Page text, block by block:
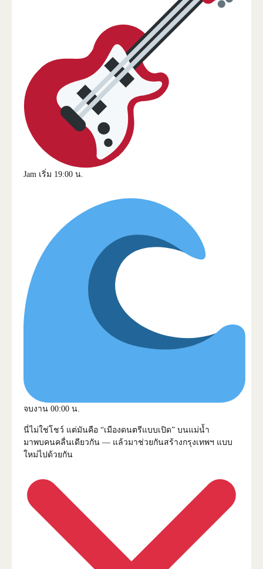
Jam เริ่ม 19:00 น.
จบงาน 00:00 น.
นี่ไม่ใช่โชว์ แต่มันคือ “เมืองดนตรีแบบเปิด” บนแม่น้ำ
มาพบคนคลื่นเดียวกัน — แล้วมาช่วยกันสร้างกรุงเทพฯ แบบ
ใหม่ไปด้วยกัน